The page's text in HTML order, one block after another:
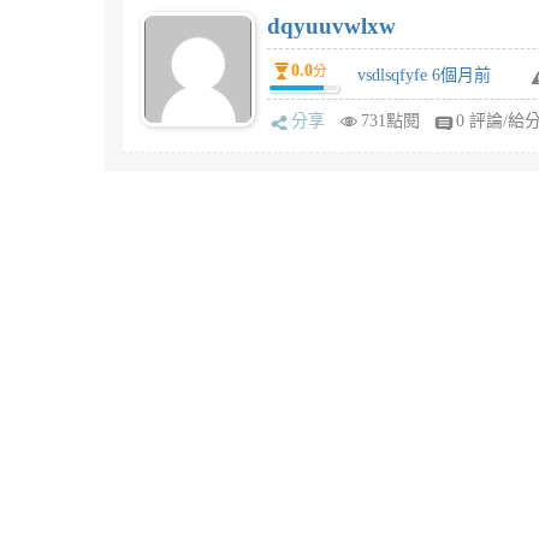
dqyuuvwlxw
0.0分 vsdlsqfyfe 6個月前
分享 731點閱 0 評論/給